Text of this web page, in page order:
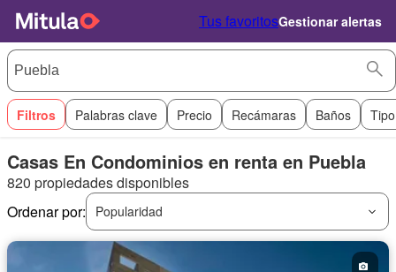
Tus favoritosGestionar alertas
Filtros Palabras clave Precio Recámaras Baños
Casas En Condominios en renta en Puebla
820 propiedades disponibles
Ordenar por:
Popularidad